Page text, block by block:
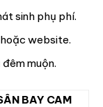
sinh phụ phí.
website.
muộn.
BAY CAM